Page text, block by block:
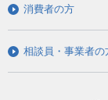
消費者の方
相談員・事業者の